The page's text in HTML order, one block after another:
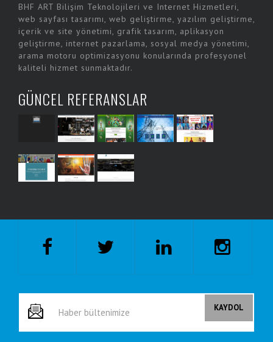
BHF ART Bilişim Teknolojileri ve Internet Hizmetleri,
web sayfası tasarımı, web geliştirme, yazılım geliştirme,
içerik ve site yönetimi, grafik tasarım, aplikasyon
geliştirme, internet pazarlama, sosyal medya yönetimi,
arama motoru optimizasyonu konularında profesyonel
kaliteli hizmet sunmaktadır.
GÜNCEL REFERANSLAR